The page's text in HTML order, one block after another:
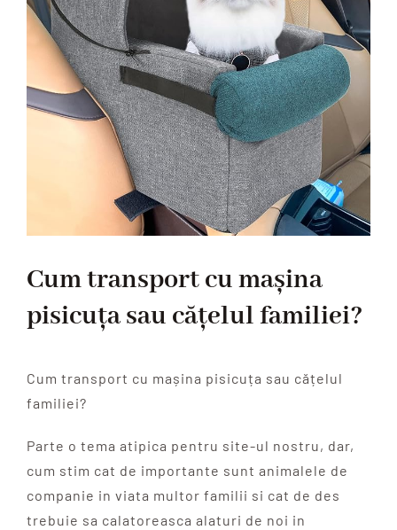
Cum transport cu mașina
pisicuța sau cățelul familiei?
Cum transport cu mașina pisicuța sau cățelul
familiei?
Parte o tema atipica pentru site-ul nostru, dar,
cum stim cat de importante sunt animalele de
companie in viata multor familii si cat de des
trebuie sa calatoreasca alaturi de noi in